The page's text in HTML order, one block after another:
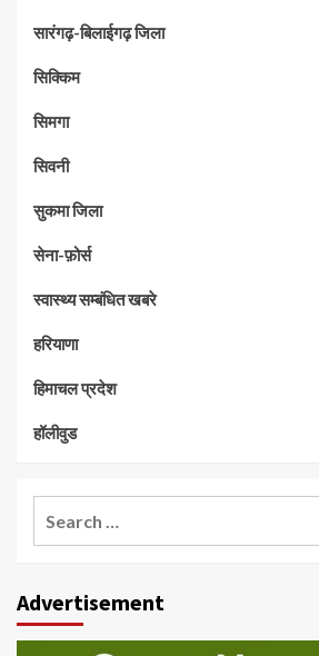
सारंगढ़-बिलाईगढ़ जिला
सिक्किम
सिमगा
सिवनी
सुकमा जिला
सेना-फ़ोर्स
स्वास्थ्य सम्बंधित खबरे
हरियाणा
हिमाचल प्रदेश
हॉलीवुड
Advertisement